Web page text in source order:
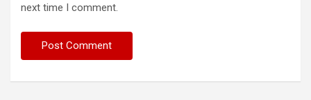
next time I comment.